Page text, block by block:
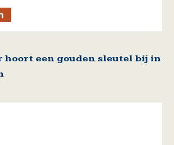
hoort een gouden sleutel bij in